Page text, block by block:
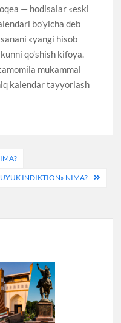
— hodisalar «eski
bo’yicha deb
«yangi hisob
qo’shish kifoya.
mukammal
kalendar tayyorlash
INDIKTION» NIMA?